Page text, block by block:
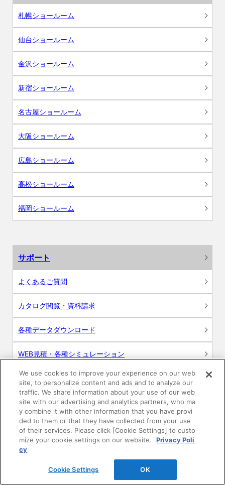
札幌ショールーム
仙台ショールーム
金沢ショールーム
新宿ショールーム
名古屋ショールーム
大阪ショールーム
広島ショールーム
高松ショールーム
福岡ショールーム
サポート
よくあるご質問
カタログ閲覧・資料請求
各種データダウンロード
WEB見積・各種シミュレーション
交換用部品の購入
修理・点検
お問い合わせ
ログイン
建築・設計関係者様向けサイト
We use cookies to improve your experience on our web
site, to personalize content and ads and to analyze our
traffic. We share information about your use of our web
site with our advertising and analytics partners, who ma
y combine it with other information that you have provi
ded to them or that they have collected from your use
of their services. Please click [Cookie Settings] to custo
mize your cookie settings on our website.
Privacy Poli
cy
Cookie Settings OK